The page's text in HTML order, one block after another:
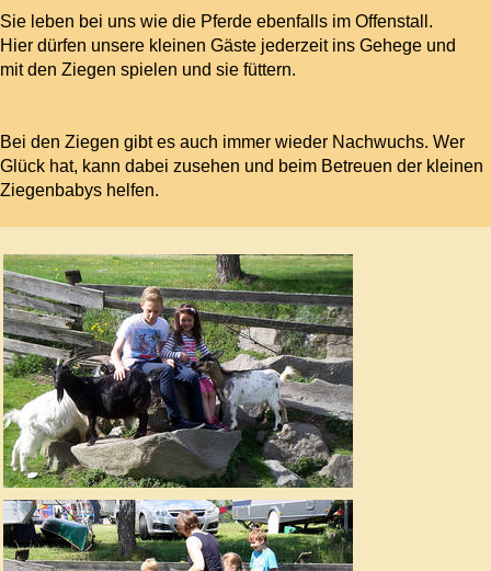
Sie leben bei uns wie die Pferde ebenfalls im Offenstall.
Hier dürfen unsere kleinen Gäste jederzeit ins Gehege und
mit den Ziegen spielen und sie füttern.
Bei den Ziegen gibt es auch immer wieder Nachwuchs. Wer
Glück hat, kann dabei zusehen und beim Betreuen der kleinen
Ziegenbabys helfen.